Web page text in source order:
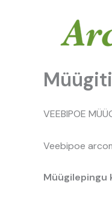
VEEBIPOE
Veebipoe
Müügilepingu